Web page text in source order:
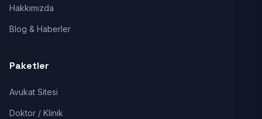
Hakkımızda
Blog & Haberler
Paketler
Avukat Sitesi
Doktor / Klinik